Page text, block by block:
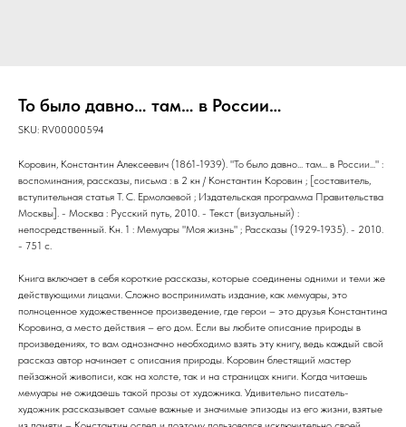
То было давно… там… в России…
SKU: RV00000594
Коровин, Константин Алексеевич (1861-1939). "То было давно... там... в России..." :
воспоминания, рассказы, письма : в 2 кн / Константин Коровин ; [составитель,
вступительная статья Т. С. Ермолаевой ; Издательская программа Правительства
Москвы]. - Москва : Русский путь, 2010. - Текст (визуальный) :
непосредственный. Кн. 1 : Мемуары "Моя жизнь" ; Рассказы (1929-1935). - 2010.
- 751 с.
Книга включает в себя короткие рассказы, которые соединены одними и теми же
действующими лицами. Сложно воспринимать издание, как мемуары, это
полноценное художественное произведение, где герои – это друзья Константина
Коровина, а место действия – его дом. Если вы любите описание природы в
произведениях, то вам однозначно необходимо взять эту книгу, ведь каждый свой
рассказ автор начинает с описания природы. Коровин блестящий мастер
пейзажной живописи, как на холсте, так и на страницах книги. Когда читаешь
мемуары не ожидаешь такой прозы от художника. Удивительно писатель-
художник рассказывает самые важные и значимые эпизоды из его жизни, взятые